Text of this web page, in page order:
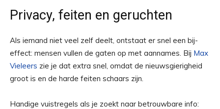
Privacy, feiten en geruchten
Als iemand niet veel zelf deelt, ontstaat er snel een bij-
effect: mensen vullen de gaten op met aannames. Bij Max
Vieleers zie je dat extra snel, omdat de nieuwsgierigheid
groot is en de harde feiten schaars zijn.
Handige vuistregels als je zoekt naar betrouwbare info: